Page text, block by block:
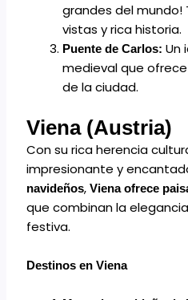
grandes del mundo!
vistas y rica historia.
Puente de Carlos:Un
medieval que
de la ciudad.
Viena (Austria)
Con su rica herencia
impresionante y
navideños, Viena ofrece
que combinan la
festiva.
Destinos en Viena